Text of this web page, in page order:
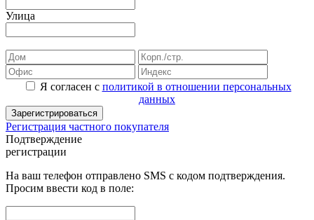
Улица
Я согласен с политикой в отношении персональных
данных
Зарегистрироваться
Регистрация частного покупателя
Подтверждение
регистрации
На ваш телефон отправлено SMS с кодом подтверждения.
Просим ввести код в поле: